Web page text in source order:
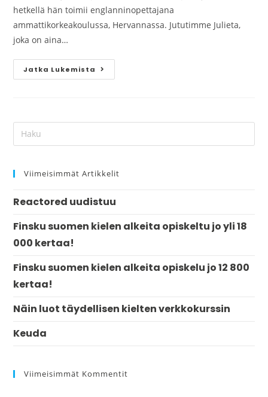
hetkellä hän toimii englanninopettajana
ammattikorkeakoulussa, Hervannassa. Jututimme Julieta,
joka on aina…
Jatka Lukemista
Viimeisimmät Artikkelit
Reactored uudistuu
Finsku suomen kielen alkeita opiskeltu jo yli 18
000 kertaa!
Finsku suomen kielen alkeita opiskelu jo 12 800
kertaa!
Näin luot täydellisen kielten verkkokurssin
Keuda
Viimeisimmät Kommentit